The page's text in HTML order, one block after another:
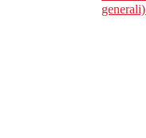
generali)